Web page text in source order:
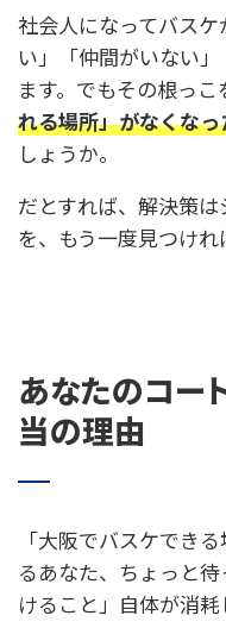
社会人になってバス
い」「仲間がいない
ます。でもその根っこ
れる場所」がなくなっ
しょうか。
だとすれば、解決策
を、もう一度見つけれ
あなたのコー
当の理由
「大阪でバスケでき
るあなた、ちょっと
けること」自体が消耗